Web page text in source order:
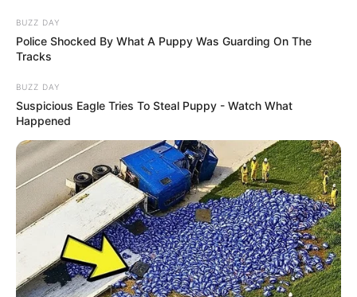
BUZZ DAY
Police Shocked By What A Puppy Was Guarding On The
Tracks
BUZZ DAY
Suspicious Eagle Tries To Steal Puppy - Watch What
Happened